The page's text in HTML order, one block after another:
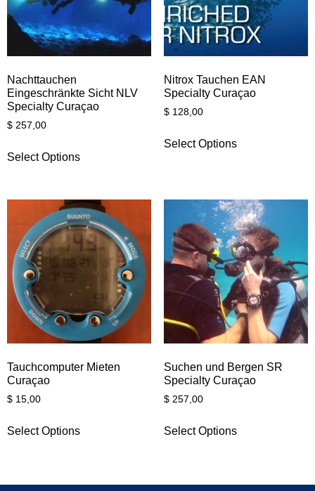
Nachttauchen
Eingeschränkte Sicht NLV
Specialty Curaçao
$ 257,00
Select Options
Nitrox Tauchen EAN
Specialty Curaçao
$128,00
Select Options
Tauchcomputer Mieten
Curaçao
$ 15,00
Select Options
Suchen und Bergen SR
Specialty Curaçao
$257,00
Select Options